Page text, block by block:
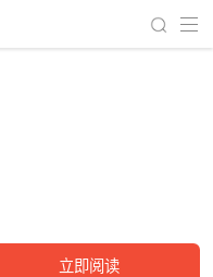
立即阅读